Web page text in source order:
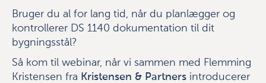
Bruger du al for lang tid, når du planlægger og
kontrollerer DS 1140 dokumentation til dit
bygningsstål?
Så kom til webinar, når vi sammen med Flemming
Kristensen fra Kristensen & Partners introducerer